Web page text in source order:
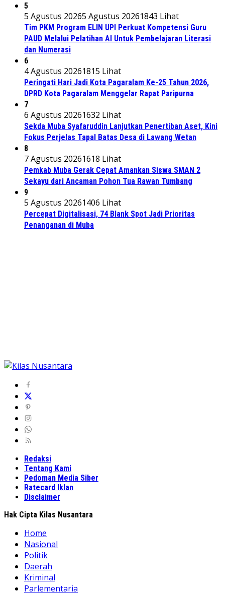
5
5 Agustus 20265 Agustus 20261843 Lihat
Tim PKM Program ELIN UPI Perkuat Kompetensi Guru
PAUD Melalui Pelatihan AI Untuk Pembelajaran Literasi
dan Numerasi
6
4 Agustus 20261815 Lihat
Peringati Hari Jadi Kota Pagaralam Ke-25 Tahun 2026,
DPRD Kota Pagaralam Menggelar Rapat Paripurna
7
6 Agustus 20261632 Lihat
Sekda Muba Syafaruddin Lanjutkan Penertiban Aset, Kini
Fokus Perjelas Tapal Batas Desa di Lawang Wetan
8
7 Agustus 20261618 Lihat
Pemkab Muba Gerak Cepat Amankan Siswa SMAN 2
Sekayu dari Ancaman Pohon Tua Rawan Tumbang
9
5 Agustus 20261406 Lihat
Percepat Digitalisasi, 74 Blank Spot Jadi Prioritas
Penanganan di Muba
Redaksi
Tentang Kami
Pedoman Media Siber
Ratecard Iklan
Disclaimer
Hak Cipta Kilas Nusantara
Home
Nasional
Politik
Daerah
Kriminal
Parlementaria